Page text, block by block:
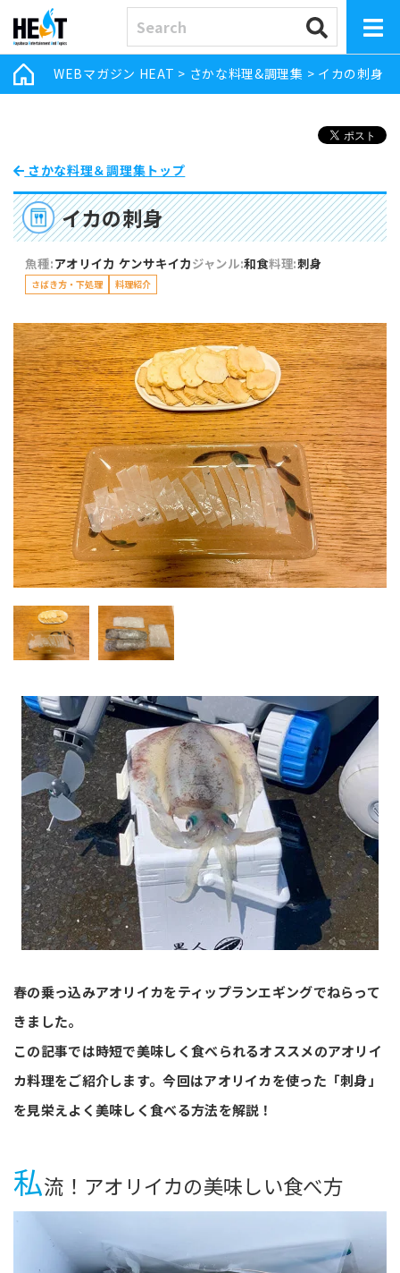
WEBマガジン HEAT > さかな料理&調理集 > イカの刺身
さかな料理＆調理集トップ
イカの刺身
魚種:アオリイカ ケンサキイカジャンル:和食料理:刺身
さばき方・下処理 料理紹介
春の乗っ込みアオリイカをティップランエギングでねらって
きました。
この記事では時短で美味しく食べられるオススメのアオリイ
カ料理をご紹介します。今回はアオリイカを使った「刺身」
を見栄えよく美味しく食べる方法を解説！
私流！アオリイカの美味しい食べ方